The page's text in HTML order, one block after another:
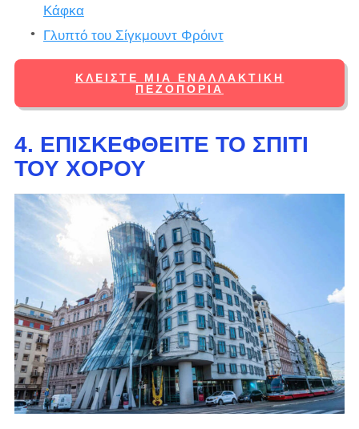
Κάφκα
Γλυπτό του Σίγκμουντ Φρόιντ
ΚΛΕΊΣΤΕ ΜΙΑ ΕΝΑΛΛΑΚΤΙΚΉ
ΠΕΖΟΠΟΡΊΑ
4. ΕΠΙΣΚΕΦΘΕΊΤΕ ΤΟ ΣΠΊΤΙ
ΤΟΥ ΧΟΡΟΎ